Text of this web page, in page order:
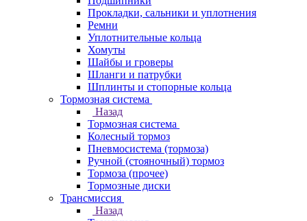
Прокладки, сальники и уплотнения
Ремни
Уплотнительные кольца
Хомуты
Шайбы и гроверы
Шланги и патрубки
Шплинты и стопорные кольца
Тормозная система
Назад
Тормозная система
Колесный тормоз
Пневмосиcтема (тормоза)
Ручной (стояночный) тормоз
Тормоза (прочее)
Тормозные диски
Трансмиссия
Назад